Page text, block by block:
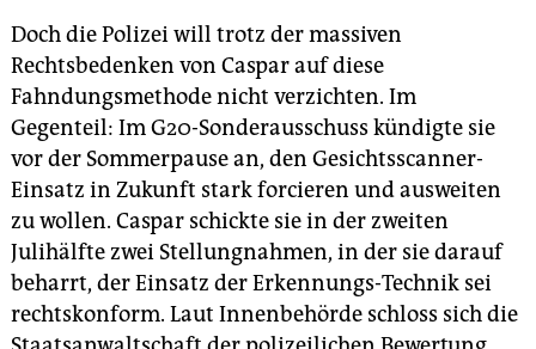
Doch die Polizei will trotz der massiven
Rechtsbedenken von Caspar auf diese
Fahndungsmethode nicht verzichten. Im
Gegenteil: Im G20-Sonderausschuss kündigte sie
vor der Sommerpause an, den Gesichtsscanner-
Einsatz in Zukunft stark forcieren und ausweiten
zu wollen. Caspar schickte sie in der zweiten
Julihälfte zwei Stellungnahmen, in der sie darauf
beharrt, der Einsatz der Erkennungs-Technik sei
rechtskonform. Laut Innenbehörde schloss sich die